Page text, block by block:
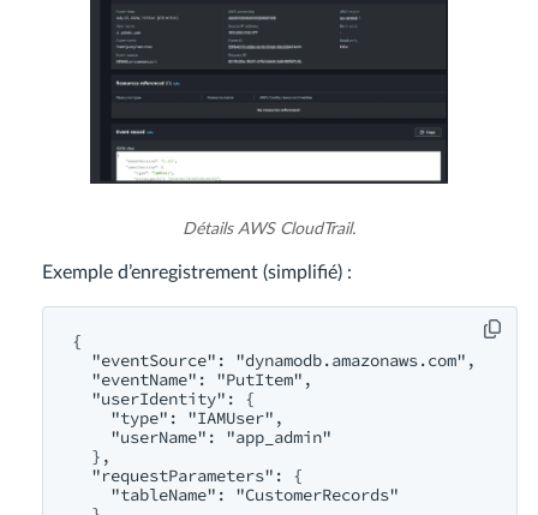
Détails AWS CloudTrail.
Exemple d’enregistrement (simplifié) :
{
  "eventSource": "dynamodb.amazonaws.com",
  "eventName": "PutItem",
  "userIdentity": {
    "type": "IAMUser",
    "userName": "app_admin"
  },
  "requestParameters": {
    "tableName": "CustomerRecords"